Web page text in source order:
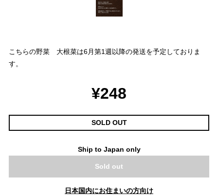
こちらの野菜 大根菜は6月第1週以降の発送を予定しておりま
す。
¥248
SOLD OUT
Ship to Japan only
Sold out
日本国内にお住まいの方向け